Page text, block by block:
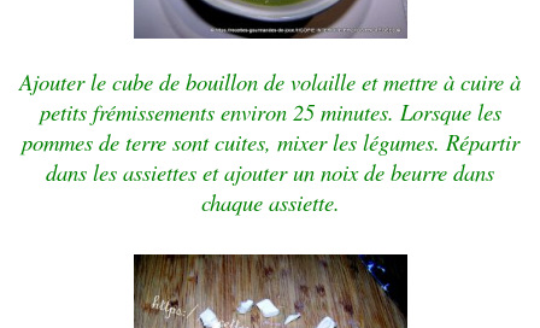
Ajouter le cube de bouillon de volaille et mettre à cuire à
petits frémissements environ 25 minutes. Lorsque les
pommes de terre sont cuites, mixer les légumes. Répartir
dans les assiettes et ajouter un noix de beurre dans
chaque assiette.